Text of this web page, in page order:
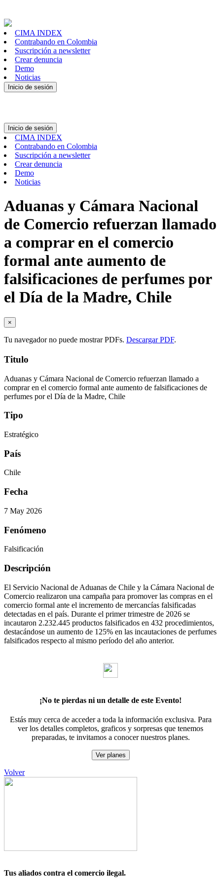
CIMA INDEX
Contrabando en Colombia
Suscripción a newsletter
Crear denuncia
Demo
Noticias
Inicio de sesión
Inicio de sesión
CIMA INDEX
Contrabando en Colombia
Suscripción a newsletter
Crear denuncia
Demo
Noticias
Aduanas y Cámara Nacional
de Comercio refuerzan llamado
a comprar en el comercio
formal ante aumento de
falsificaciones de perfumes por
el Día de la Madre, Chile
×
Tu navegador no puede mostrar PDFs. Descargar PDF.
Titulo
Aduanas y Cámara Nacional de Comercio refuerzan llamado a
comprar en el comercio formal ante aumento de falsificaciones de
perfumes por el Día de la Madre, Chile
Tipo
Estratégico
País
Chile
Fecha
7 May 2026
Fenómeno
Falsificación
Descripción
El Servicio Nacional de Aduanas de Chile y la Cámara Nacional de
Comercio realizaron una campaña para promover las compras en el
comercio formal ante el incremento de mercancías falsificadas
detectadas en el país. Durante el primer trimestre de 2026 se
incautaron 2.232.445 productos falsificados en 432 procedimientos,
destacándose un aumento de 125% en las incautaciones de perfumes
falsificados respecto al mismo período del año anterior.
¡No te pierdas ni un detalle de este Evento!
Estás muy cerca de acceder a toda la información exclusiva. Para
ver los detalles completos, graficos y sorpresas que tenemos
preparadas, te invitamos a conocer nuestros planes.
Ver planes
Volver
Tus aliados contra el comercio ilegal.